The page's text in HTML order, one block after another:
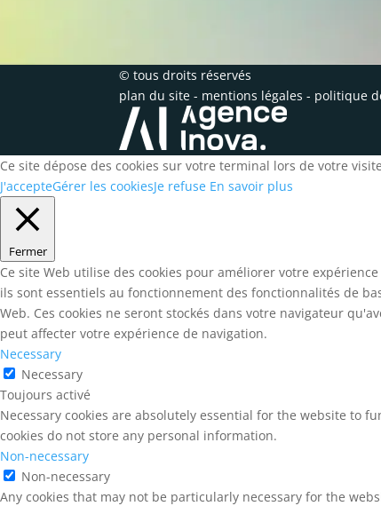
© tous droits réservés
plan du site - mentions légales- politique
Ce site dépose des cookies sur votre terminal lors de votre
J'accepteGérer les cookiesJe refuse En savoir plus
Fermer
Ce site Web utilise des cookies pour améliorer votre
ils sont essentiels au fonctionnement des fonctionnalités de
Web. Ces cookies ne seront stockés dans votre navigateur
peut affecter votre expérience de navigation.
Necessary
Necessary
Toujours activé
Necessary cookies are absolutely essential for the website to
cookies do not store any personal information.
Non-necessary
Non-necessary
Any cookies that may not be particularly necessary for the